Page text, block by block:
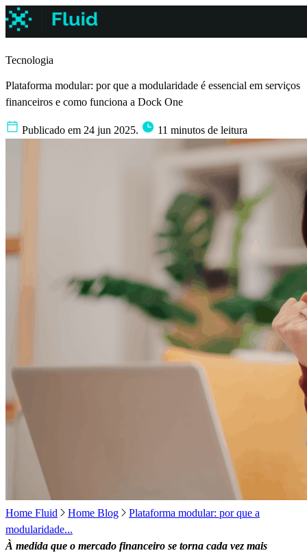
Tecnologia
Plataforma modular: por que a modularidade é essencial em serviços
financeiros e como funciona a Dock One
Publicado em 24 jun 2025. 11 minutos de leitura
Home Fluid Home Blog
Plataforma modular: por que a
modularidade...
À medida que o mercado financeiro se torna cada vez mais